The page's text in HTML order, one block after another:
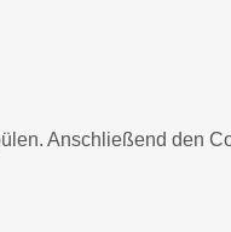
Anschließend den